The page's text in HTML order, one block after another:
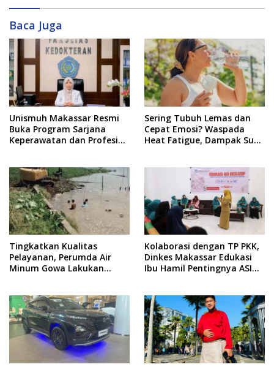
Baca Juga
Unismuh Makassar Resmi
Buka Program Sarjana
Keperawatan dan Profesi
Sering Tubuh Lemas dan
Cepat Emosi? Waspada
Heat Fatigue, Dampak Suhu
Tingkatkan Kualitas
Pelayanan, Perumda Air
Minum Gowa Lakukan
Kolaborasi dengan TP PKK,
Dinkes Makassar Edukasi
Ibu Hamil Pentingnya ASI